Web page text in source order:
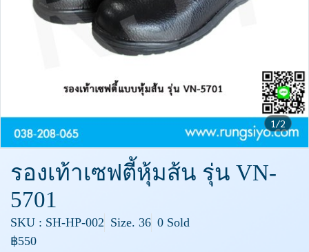
1/2
รองเท้าเซฟตี้หุ้มส้น รุ่น VN-
5701
SKU : SH-HP-002 Size. 36 0 Sold
฿550